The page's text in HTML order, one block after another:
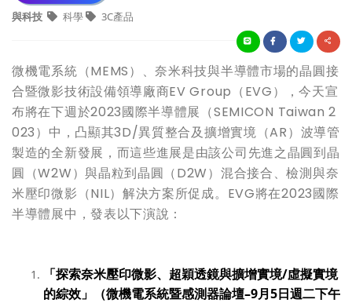
與科技 科學 3C產品
微機電系統（MEMS）、奈米科技與半導體市場的晶圓接
合暨微影技術設備領導廠商EV Group（EVG），今天宣
布將在下週於2023國際半導體展（SEMICON Taiwan 2
023）中，凸顯其3D/異質整合及擴增實境（AR）波導管
製造的全新發展，而這些進展是由該公司先進之晶圓到晶
圓（W2W）與晶粒到晶圓（D2W）混合接合、檢測與奈
米壓印微影（NIL）解決方案所促成。EVG將在2023國際
半導體展中，發表以下演說：
「探索奈米壓印微影、超穎透鏡與擴增實境/虛擬實境
的綜效」（微機電系統暨感測器論壇–9月5日週二下午